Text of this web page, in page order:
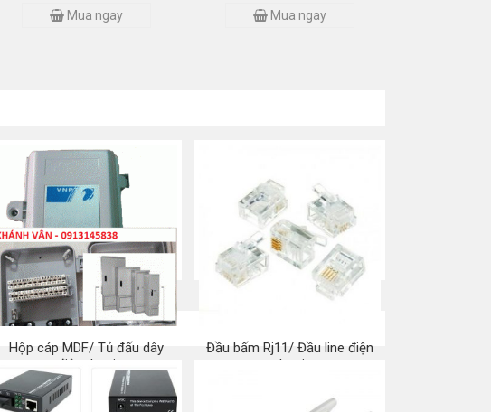
Mua ngay Mua ngay
Hộp cáp MDF/ Tủ đấu dây
điện thoại
Mua ngay
Đầu bấm Rj11/ Đầu line điện
thoại